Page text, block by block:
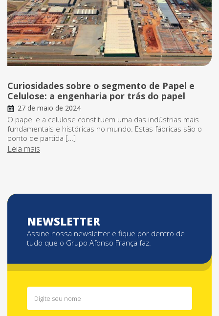
Curiosidades sobre o segmento de Papel e
Celulose: a engenharia por trás do papel
27 de maio de 2024
O papel e a celulose constituem uma das indústrias mais
fundamentais e históricas no mundo. Estas fábricas são o
ponto de partida […]
Leia mais
NEWSLETTER
Assine nossa newsletter e fique por dentro de
tudo que o Grupo Afonso França faz.